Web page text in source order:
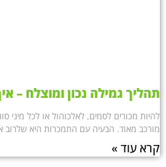
תהליך גמילה נכון ומוצלח –
להיות מכורים לסמים, לאלכוהול או לכל מיני
מורכב מאוד. הבעיה עם התמכרות היא שלרוב
קרא עוד »